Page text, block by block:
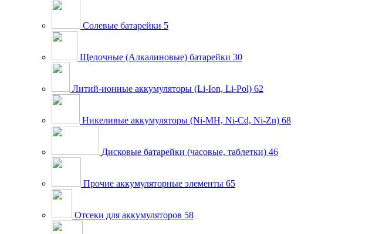
Солевые батарейки 5
Щелочные (Алкалиновые) батарейки 30
Литий-ионные аккумуляторы (Li-Ion, Li-Pol) 62
Никеливые аккумуляторы (Ni-MH, Ni-Cd, Ni-Zn) 68
Дисковые батарейки (часовые, таблетки) 46
Прочие аккумуляторные элементы 65
Отсеки для аккумуляторов 58